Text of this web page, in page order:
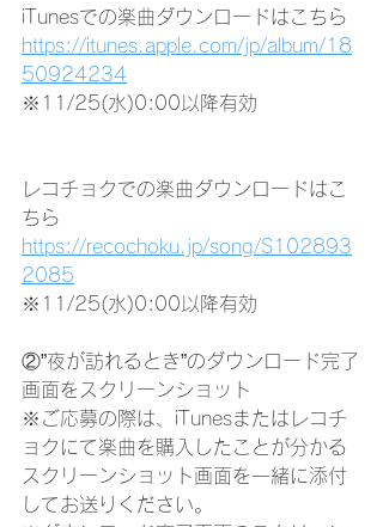
iTunesでの楽曲ダウンロードはこちら
https://itunes.apple.com/jp/album/18
50924234
※11/25(水)0:00以降有効
レコチョクでの楽曲ダウンロードはこ
ちら
https://recochoku.jp/song/S102893
2085
※11/25(水)0:00以降有効
②”夜が訪れるとき”のダウンロード完了
画面をスクリーンショット
※ご応募の際は、iTunesまたはレコチ
ョクにて楽曲を購入したことが分かる
スクリーンショット画面を一緒に添付
してお送りください。